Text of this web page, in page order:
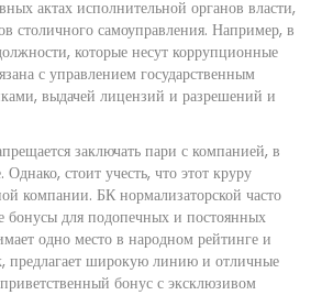
актах исполнительной органов власти,
столичного самоуправления. Например, в
которые несут коррупционные
с управлением государственным
выдачей лицензий и разрешений и
заключать пари с компанией, в
Однако, стоит учесть, что этот круру
компании. БК нормализаторской часто
бонусы для подопечных и постоянных
одно место в народном рейтинге и
предлагает широкую линию и отличные
бонус с эксклюзивом